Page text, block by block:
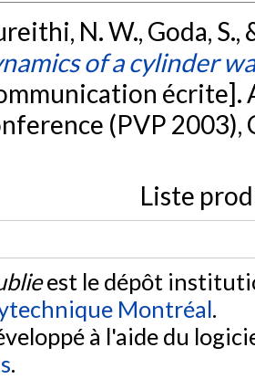
N. W., Goda,
of a cylinder
écrite].
(PVP 2003),
Liste
est le dépôt
Montréal.
à l'aide du
.